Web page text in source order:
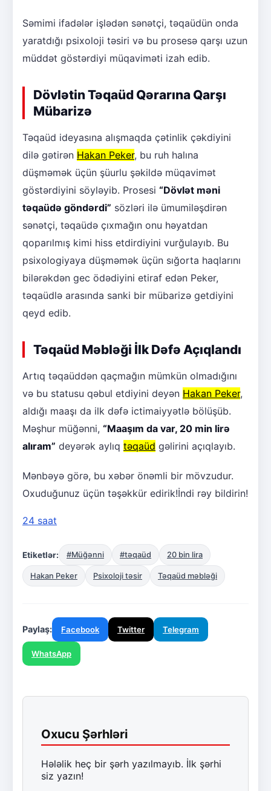
Səmimi ifadələr işlədən sənətçi, təqaüdün onda
yaratdığı psixoloji təsiri və bu prosesə qarşı uzun
müddət göstərdiyi müqaviməti izah edib.
Dövlətin Təqaüd Qərarına Qarşı
Mübarizə
Təqaüd ideyasına alışmaqda çətinlik çəkdiyini
dilə gətirən Hakan Peker, bu ruh halına
düşməmək üçün şüurlu şəkildə müqavimət
göstərdiyini söyləyib. Prosesi “Dövlət məni
təqaüdə göndərdi” sözləri ilə ümumiləşdirən
sənətçi, təqaüdə çıxmağın onu həyatdan
qoparılmış kimi hiss etdirdiyini vurğulayıb. Bu
psixologiyaya düşməmək üçün sığorta haqlarını
bilərəkdən gec ödədiyini etiraf edən Peker,
təqaüdlə arasında sanki bir mübarizə getdiyini
qeyd edib.
Təqaüd Məbləği İlk Dəfə Açıqlandı
Artıq təqaüddən qaçmağın mümkün olmadığını
və bu statusu qəbul etdiyini deyən Hakan Peker,
aldığı maaşı da ilk dəfə ictimaiyyətlə bölüşüb.
Məşhur müğənni, “Maaşım da var, 20 min lirə
alıram” deyərək aylıq təqaüd gəlirini açıqlayıb.
Mənbəyə görə, bu xəbər önəmli bir mövzudur.
Oxuduğunuz üçün təşəkkür edirik!İndi rəy bildirin!
24 saat
Etiketlər: #Müğənni #təqaüd 20 bin lira
Hakan Peker Psixoloji təsir Təqaüd məbləği
Paylaş: Facebook Twitter Telegram
WhatsApp
Oxucu Şərhləri
Hələlik heç bir şərh yazılmayıb. İlk şərhi
siz yazın!